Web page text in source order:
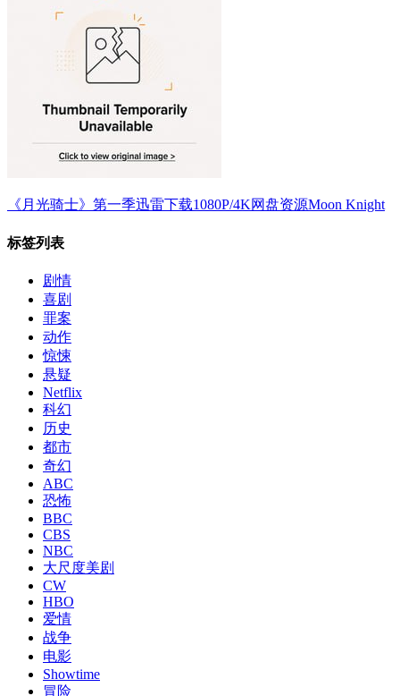
《月光骑士》第一季迅雷下载1080P/4K网盘资源Moon Knight
标签列表
剧情
喜剧
罪案
动作
惊悚
悬疑
Netflix
科幻
历史
都市
奇幻
ABC
恐怖
BBC
CBS
NBC
大尺度美剧
CW
HBO
爱情
战争
电影
Showtime
冒险